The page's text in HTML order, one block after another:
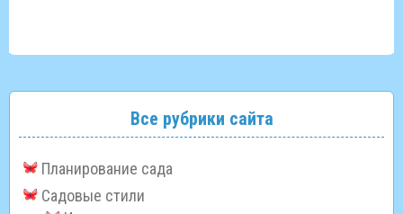
Все рубрики сайта
Планирование сада
Садовые стили